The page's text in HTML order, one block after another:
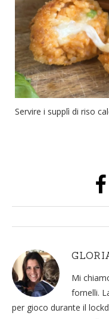
Servire i supplì di riso
Mi
fornelli.
per gioco durante il